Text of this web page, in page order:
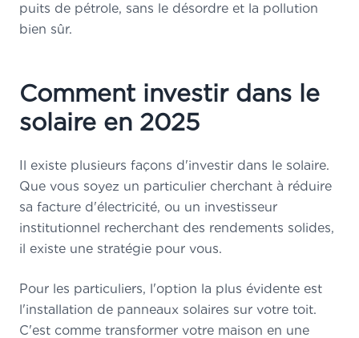
puits de pétrole, sans le désordre et la pollution
bien sûr.
Comment investir dans le
solaire en 2025
Il existe plusieurs façons d'investir dans le solaire.
Que vous soyez un particulier cherchant à réduire
sa facture d'électricité, ou un investisseur
institutionnel recherchant des rendements solides,
il existe une stratégie pour vous.
Pour les particuliers, l'option la plus évidente est
l'installation de panneaux solaires sur votre toit.
C'est comme transformer votre maison en une